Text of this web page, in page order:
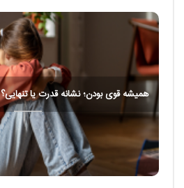
همیشه قوی بودن؛ نشانه قدرت یا تنهایی؟